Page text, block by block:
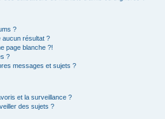
?
aucun résultat ?
page blanche ?!
?
messages et sujets ?
et la surveillance ?
des sujets ?